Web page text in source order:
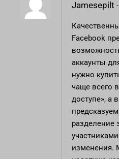
Jamesepilt -
Facebook
аккаунты
нужно
чаще всего
доступе», а
разделение
изменения.